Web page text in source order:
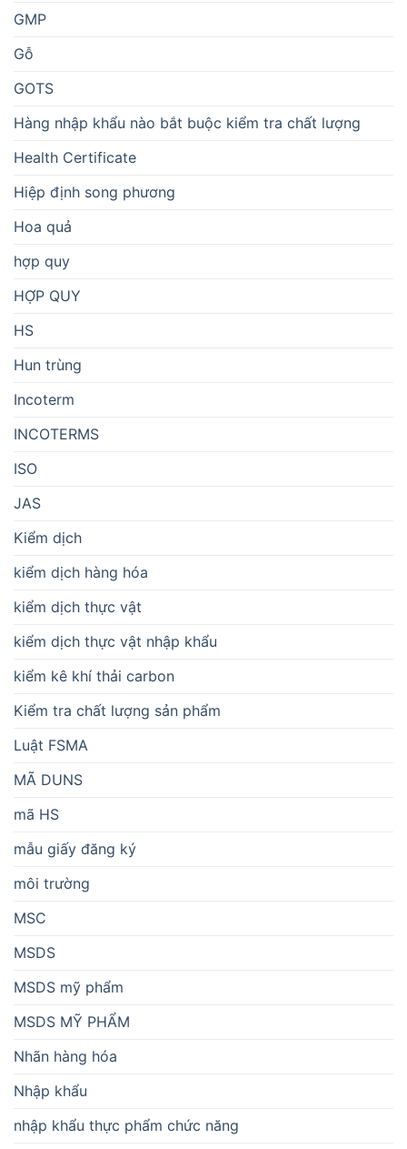
GMP
Gỗ
GOTS
Hàng nhập khẩu nào bắt buộc kiểm tra chất lượng
Health Certificate
Hiệp định song phương
Hoa quả
hợp quy
HỢP QUY
HS
Hun trùng
Incoterm
INCOTERMS
ISO
JAS
Kiểm dịch
kiểm dịch hàng hóa
kiểm dịch thực vật
kiểm dịch thực vật nhập khẩu
kiểm kê khí thải carbon
Kiểm tra chất lượng sản phẩm
Luật FSMA
MÃ DUNS
mã HS
mẫu giấy đăng ký
môi trường
MSC
MSDS
MSDS mỹ phẩm
MSDS MỸ PHẨM
Nhãn hàng hóa
Nhập khẩu
nhập khẩu thực phẩm chức năng